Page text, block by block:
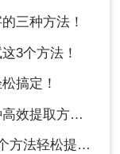
三种方法！
3个方法！
搞定！
提取方法！
轻松提取！